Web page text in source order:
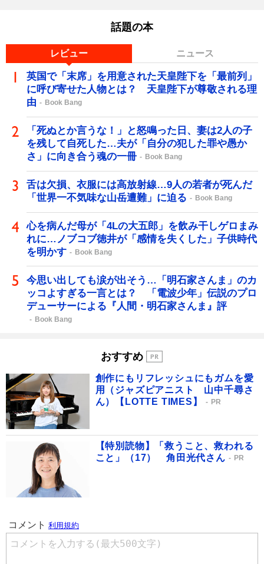
話題の本
レビュー ニュース
英国で「末席」を用意された天皇陛下を「最前列」
に呼び寄せた人物とは？ 天皇陛下が尊敬される理
由
Book Bang
「死ぬとか言うな！」と怒鳴った日、妻は2人の子
を残して自死した…夫が「自分の犯した罪や愚か
さ」に向き合う魂の一冊
Book Bang
舌は欠損、衣服には高放射線…9人の若者が死んだ
「世界一不気味な山岳遭難」に迫る
Book Bang
心を病んだ母が「4Lの大五郎」を飲み干しゲロまみ
れに…ノブコブ徳井が「感情を失くした」子供時代
を明かす
Book Bang
今思い出しても涙が出そう…「明石家さんま」のカ
ッコよすぎる一言とは？ 「電波少年」伝説のプロ
デューサーによる『人間・明石家さんま』評
Book Bang
おすすめ
創作にもリフレッシュにもガムを愛
用（ジャズピアニスト 山中千尋さ
ん）【LOTTE TIMES】
PR
【特別読物】「救うこと、救われる
こと」（17） 角田光代さん
PR